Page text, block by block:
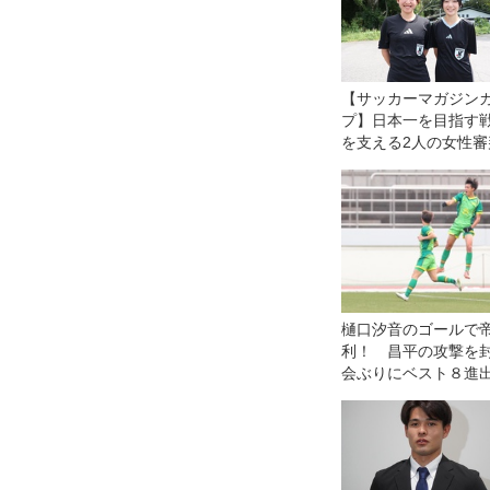
【サッカーマガジン
プ】日本一を目指す
を支える2人の女性
験
樋口汐音のゴールで
利！ 昌平の攻撃を
会ぶりにベスト８進